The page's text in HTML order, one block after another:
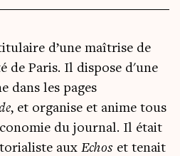
d’une maîtrise de
de Paris. Il dispose d'une
dans les pages
, et organise et anime tous
du journal. Il était
aux Echos et tenait